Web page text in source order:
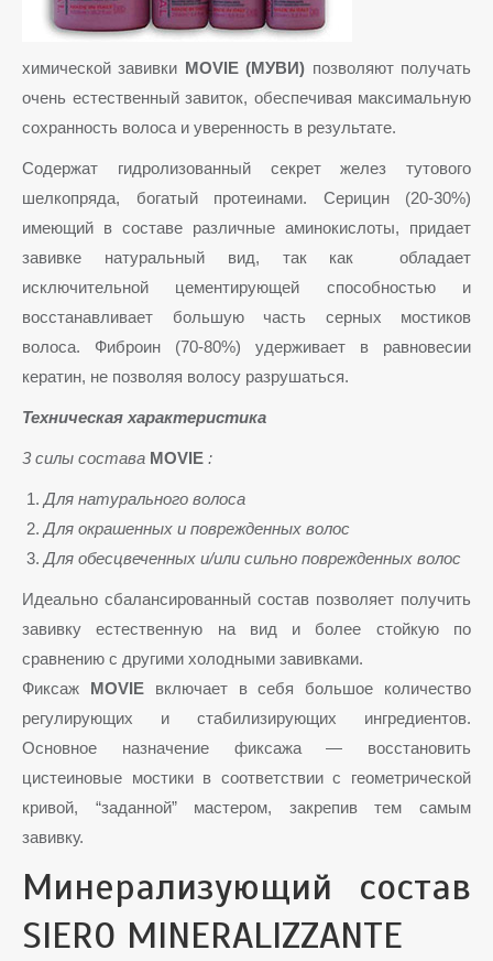
химической завивки MOVIE (МУВИ) позволяют получать
очень естественный завиток, обеспечивая максимальную
сохранность волоса и уверенность в результате.
Содержат гидролизованный секрет желез тутового
шелкопряда, богатый протеинами. Серицин (20-30%)
имеющий в составе различные аминокислоты, придает
завивке натуральный вид, так как обладает
исключительной цементирующей способностью и
восстанавливает большую часть серных мостиков
волоса. Фиброин (70-80%) удерживает в равновесии
кератин, не позволяя волосу разрушаться.
Техническая характеристика
3 силы состава MOVIE :
Для натурального волоса
Для окрашенных и поврежденных волос
Для обесцвеченных и/или сильно поврежденных волос
Идеально сбалансированный состав позволяет получить
завивку естественную на вид и более стойкую по
сравнению с другими холодными завивками.
Фиксаж MOVIE включает в себя большое количество
регулирующих и стабилизирующих ингредиентов.
Основное назначение фиксажа — восстановить
цистеиновые мостики в соответствии с геометрической
кривой, “заданной” мастером, закрепив тем самым
завивку.
Минерализующий состав
SIERO MINERALIZZANTE